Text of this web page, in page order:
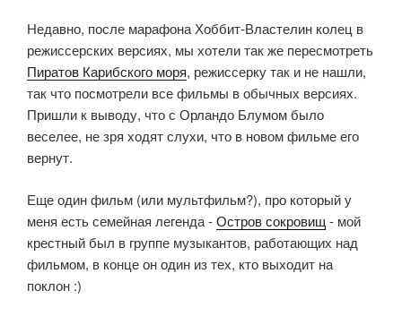
Недавно, после марафона Хоббит-Властелин колец в
режиссерских версиях, мы хотели так же пересмотреть
Пиратов Карибского моря, режиссерку так и не нашли,
так что посмотрели все фильмы в обычных версиях.
Пришли к выводу, что с Орландо Блумом было
веселее, не зря ходят слухи, что в новом фильме его
вернут.
Еще один фильм (или мультфильм?), про который у
меня есть семейная легенда -Остров сокровищ - мой
крестный был в группе музыкантов, работающих над
фильмом, в конце он один из тех, кто выходит на
поклон :)